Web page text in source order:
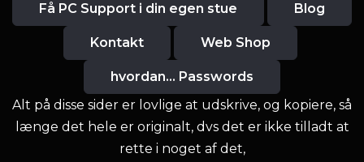
Få PC Support i din egen stue Blog
Kontakt Web Shop
hvordan... Passwords
Alt på disse sider er lovlige at udskrive, og kopiere, så
længe det hele er originalt, dvs det er ikke tilladt at
rette i noget af det,